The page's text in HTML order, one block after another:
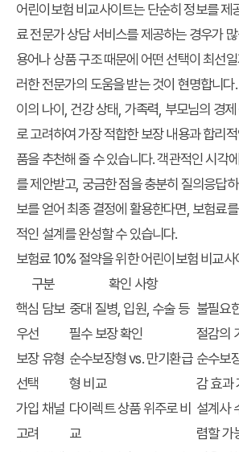
어린이보험 비교사이트는 단순히 정보를 제
료 전문가 상담 서비스를 제공하는 경우가
용어나 상품 구조 때문에 어떤 선택이 최선
러한 전문가의 도움을 받는 것이 현명합니
이의 나이, 건강 상태, 가족력, 부모님의 경
로 고려하여 가장 적합한 보장 내용과 합리
품을 추천해 줄 수 있습니다. 객관적인 시각
를 제안받고, 궁금한 점을 충분히 질의응답
보를 얻어 최종 결정에 활용한다면, 보험료
적인 설계를 완성할 수 있습니다.
보험료 10% 절약을 위한 어린이보험 비교
구분
확인 사항
핵심 담보
우선
중대 질병, 입원, 수술 등
필수 보장 확인
불필요
절감의
보장 유형
선택
순수보장형 vs. 만기환급
형 비교
순수보
감 효과
가입 채널
고려
다이렉트 상품 위주로 비
교
설계사
렴할 가